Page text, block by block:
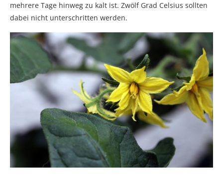
mehrere Tage hinweg zu kalt ist. Zwölf Grad Celsius sollten
dabei nicht unterschritten werden.